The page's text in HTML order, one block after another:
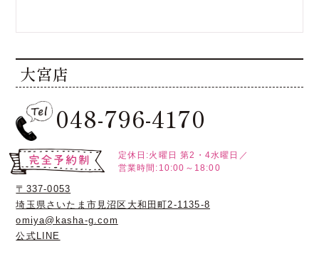
大宮店
048-796-4170
定休日:火曜日 第2・4水曜日／
営業時間:10:00～18:00
〒337-0053
埼玉県さいたま市見沼区大和田町2-1135-8
omiya@kasha-g.com
公式LINE